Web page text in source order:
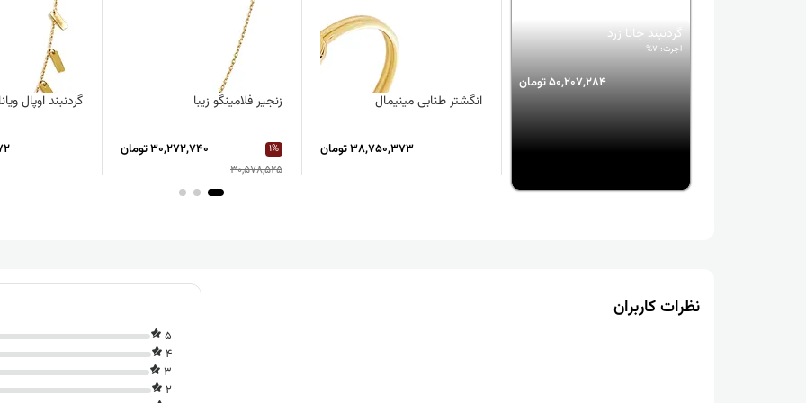
گردنبند جانا زرد
اجرت: 7%
50,207,284 تومان
انگشتر طنابی مینیمال
38,750,373 تومان
زنجیر فلامینگو زیبا
1% 30,272,740 تومان
30,578,525
گردنبند اوپال ویانا
نظرات کاربران
5
4
3
2